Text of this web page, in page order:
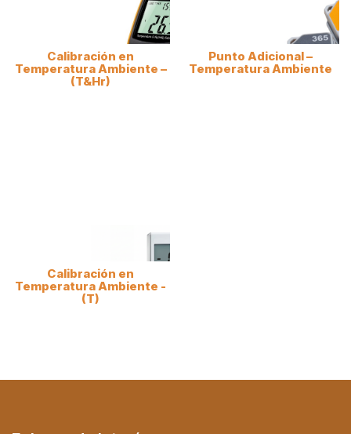
Calibración en
Temperatura Ambiente –
(T&Hr)
Punto Adicional –
Temperatura Ambiente
Calibración en
Temperatura Ambiente -
(T)